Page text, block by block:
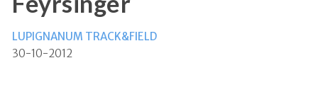
LUPIGNANUM TRACK&FIELD
30-10-2012